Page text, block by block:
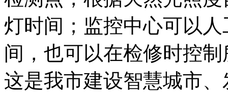
灯时间；监控中心可以
间，也可以在检修时控
这是我市建设智慧城市